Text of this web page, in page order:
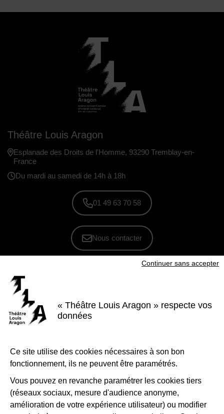
« Théâtre Louis Aragon » respecte vos
données
Ce site utilise des cookies nécessaires à son bon
fonctionnement, ils ne peuvent être paramétrés.
Vous pouvez en revanche paramétrer les cookies tiers
(réseaux sociaux, mesure d'audience anonyme,
amélioration de votre expérience utilisateur) ou modifier
Continuer sans accepter
Théâtre Louis Aragon
Esplanade des Droits de l'Homme, 93290 Tremblay-en-
France
Du mardi au samedi de 14h à 18h
01 49 63 70 58
Nous contacter
Facebook
Instagram
YoutubeLinkedIn
Le Théâtre Louis Aragon, scène conventionnée d'intérêt national Art et
création - danse, est soutenu par la Ville de Tremblay-en-France, le
Département de la Seine-Saint-Denis, la Région Île-de-France et le
de-France.
1-Logo-Tremblay 2-